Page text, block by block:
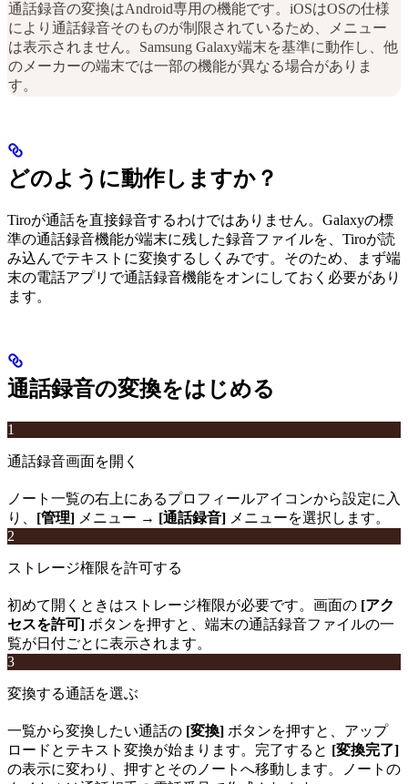
通話録音の変換はAndroid専用の機能です。iOSはOSの仕様
により通話録音そのものが制限されているため、メニュー
は表示されません。Samsung Galaxy端末を基準に動作し、他
のメーカーの端末では一部の機能が異なる場合がありま
す。
どのように動作しますか？
Tiroが通話を直接録音するわけではありません。Galaxyの標
準の通話録音機能が端末に残した録音ファイルを、Tiroが読
み込んでテキストに変換するしくみです。そのため、まず端
末の電話アプリで通話録音機能をオンにしておく必要があり
ます。
通話録音の変換をはじめる
1
通話録音画面を開く
ノート一覧の右上にあるプロフィールアイコンから設定に入
り、 [管理] メニュー → [通話録音] メニューを選択します。
2
ストレージ権限を許可する
初めて開くときはストレージ権限が必要です。画面の [アク
セスを許可] ボタンを押すと、端末の通話録音ファイルの一
覧が日付ごとに表示されます。
3
変換する通話を選ぶ
一覧から変換したい通話の [変換] ボタンを押すと、アップ
ロードとテキスト変換が始まります。完了すると [変換完了]
の表示に変わり、押すとそのノートへ移動します。ノートの